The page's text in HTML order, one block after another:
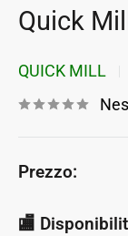
Quick Mill
QUICK MILL
Prezzo:
🏬